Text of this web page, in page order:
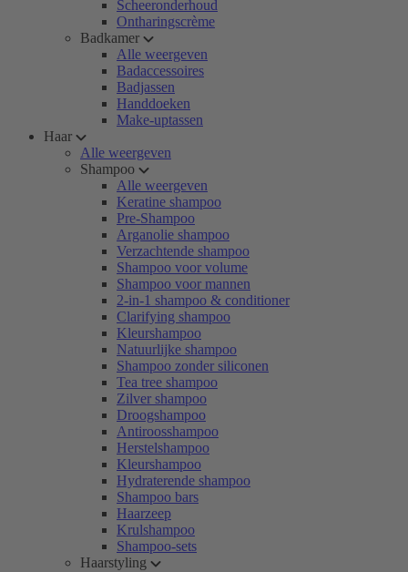
Scheeronderhoud
Ontharingscrème
Badkamer
Alle weergeven
Badaccessoires
Badjassen
Handdoeken
Make-uptassen
Haar
Alle weergeven
Shampoo
Alle weergeven
Keratine shampoo
Pre-Shampoo
Arganolie shampoo
Verzachtende shampoo
Shampoo voor volume
Shampoo voor mannen
2-in-1 shampoo & conditioner
Clarifying shampoo
Kleurshampoo
Natuurlijke shampoo
Shampoo zonder siliconen
Tea tree shampoo
Zilver shampoo
Droogshampoo
Antiroosshampoo
Herstelshampoo
Kleurshampoo
Hydraterende shampoo
Shampoo bars
Haarzeep
Krulshampoo
Shampoo-sets
Haarstyling